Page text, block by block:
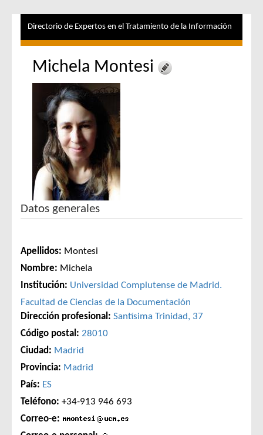
Directorio de Expertos en el Tratamiento de la Información
Michela Montesi
Datos generales
Apellidos: Montesi
Nombre: Michela
Institución: Universidad Complutense de Madrid.
Facultad de Ciencias de la Documentación
Dirección profesional: Santísima Trinidad, 37
Código postal: 28010
Ciudad: Madrid
Provincia: Madrid
País: ES
Teléfono: +34-913 946 693
Correo-e: